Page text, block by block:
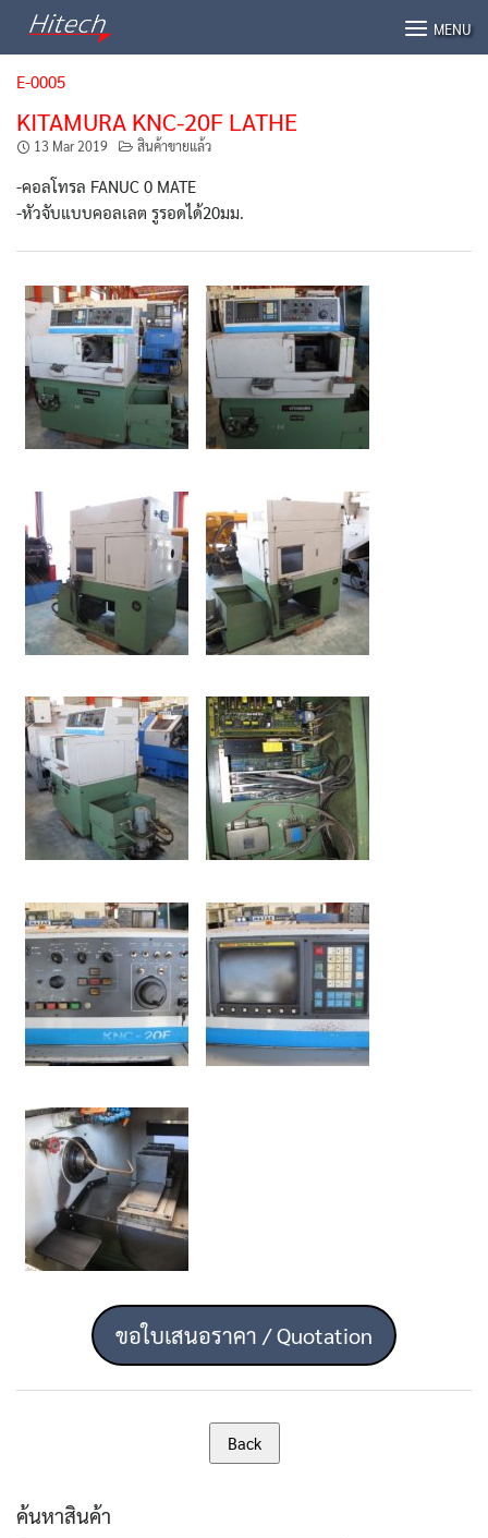
MENU
E-0005
KITAMURA KNC-20F LATHE
13 Mar 2019 สินค้าขายแล้ว
-คอลโทรล FANUC 0 MATE
-หัวจับแบบคอลเลต รูรอดได้20มม.
ขอใบเสนอราคา / Quotation
ค้นหาสินค้า